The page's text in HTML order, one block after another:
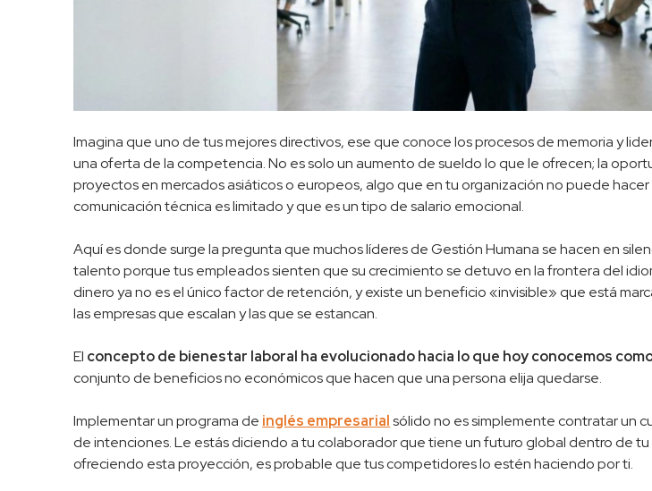
Imagina que uno de tus mejores directivos, ese que conoce los procesos de memoria y
una oferta de la competencia. No es solo un aumento de sueldo lo que le ofrecen; la
proyectos en mercados asiáticos o europeos, algo que en tu organización no puede
comunicación técnica es limitado y que es un tipo de salario emocional.
Aquí es donde surge la pregunta que muchos líderes de Gestión Humana se hacen en
talento porque tus empleados sienten que su crecimiento se detuvo en la frontera del
dinero ya no es el único factor de retención, y existe un beneficio «invisible» que está
las empresas que escalan y las que se estancan.
El concepto de bienestar laboral ha evolucionado hacia lo que hoy conocemos
conjunto de beneficios no económicos que hacen que una persona elija quedarse.
Implementar un programa de inglés empresarialsólido no es simplemente contratar un
de intenciones. Le estás diciendo a tu colaborador que tiene un futuro global dentro de tu
ofreciendo esta proyección, es probable que tus competidores lo estén haciendo por ti.